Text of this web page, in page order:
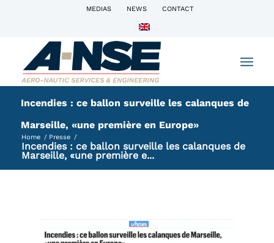
MEDIAS NEWS CONTACT
Incendies : ce ballon surveille les calanques de
Marseille, «une première en Europe»
Home / Presse /
Incendies : ce ballon surveille les calanques de
Marseille, «une première e...